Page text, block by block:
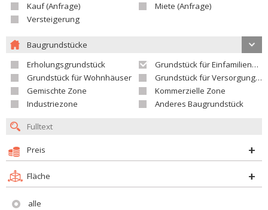
Kauf (Anfrage)
Miete (Anfrage)
Versteigerung
Baugrundstücke
Erholungsgrundstück
Grundstück für Einfamilienhäuser
Grundstück für Wohnhäuser
Grundstück für Versorgungseinrichtungen
Gemischte Zone
Kommerzielle Zone
Industriezone
Anderes Baugrundstück
Preis
Fläche
alle